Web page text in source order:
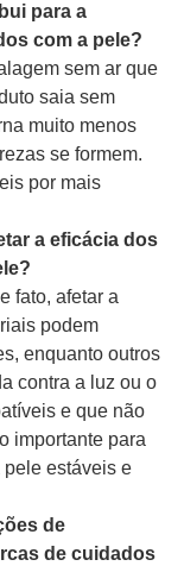
para a
com a pele?
sem ar que
saia sem
muito menos
se formem.
por mais
a eficácia dos
fato, afetar a
podem
enquanto outros
contra a luz ou o
e que não
importante para
pele estáveis e
de
de cuidados